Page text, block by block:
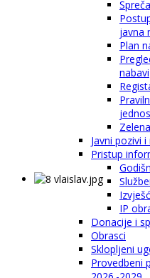
javna
Plan
nabavi
Javni pozivi
Pristup
IP
Donacije i
Obrasci
Sklopljeni
Provedbeni